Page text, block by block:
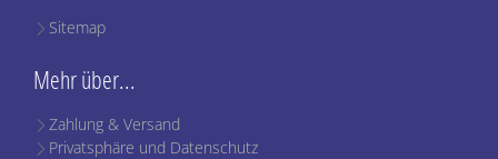
Sitemap
Mehr über...
Zahlung & Versand
Privatsphäre und Datenschutz